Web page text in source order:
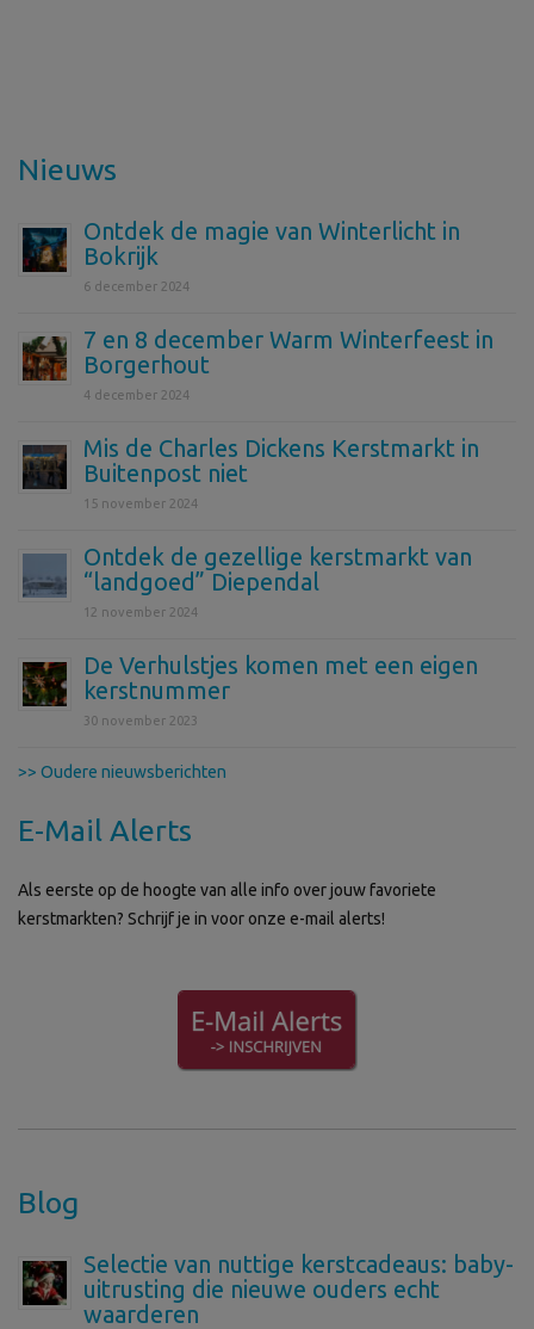
Nieuws
Ontdek de magie van Winterlicht in
Bokrijk
6 december 2024
7 en 8 december Warm Winterfeest in
Borgerhout
4 december 2024
Mis de Charles Dickens Kerstmarkt in
Buitenpost niet
15 november 2024
Ontdek de gezellige kerstmarkt van
“landgoed” Diependal
12 november 2024
De Verhulstjes komen met een eigen
kerstnummer
30 november 2023
>> Oudere nieuwsberichten
E-Mail Alerts
Als eerste op de hoogte van alle info over jouw favoriete
kerstmarkten? Schrijf je in voor onze e-mail alerts!
Blog
Selectie van nuttige kerstcadeaus: baby-
uitrusting die nieuwe ouders echt
waarderen